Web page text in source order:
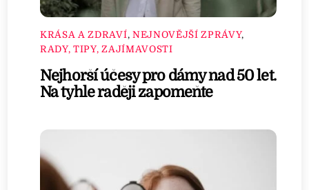
KRÁSA A ZDRAVÍ, NEJNOVĚJŠÍ ZPRÁVY,
RADY, TIPY, ZAJÍMAVOSTI
Nejhorší účesy pro dámy nad 50 let.
Na tyhle raději zapomeňte